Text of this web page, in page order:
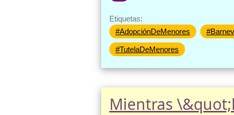
Etiquetas:
#AdopciónDeMenores
#TutelaDeMenores
Mientras